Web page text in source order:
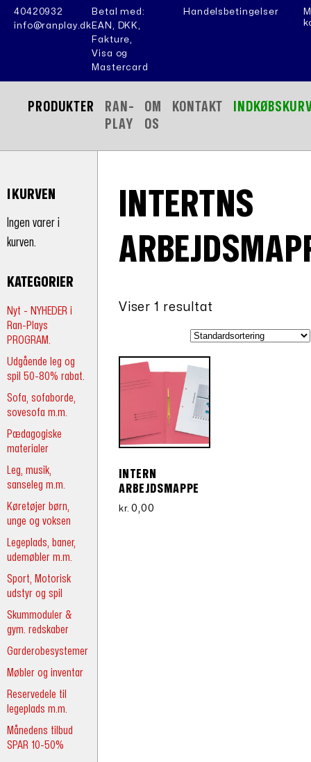
40420932
info@ranplay.dk
Betal med:
EAN, DKK,
Fakture,
Visa og
Mastercard
Handelsbetingelser
PRODUKTER
RAN-
PLAY
OM
OS
KONTAKT
I KURVEN
Ingen varer i
kurven.
KATEGORIER
Nyt - NYHEDER i
Ran-Plays
PROGRAM.
Udgående leg og
spil 50-80% rabat.
Sofa, sofaborde,
sovesofa m.m.
Pædagogiske
materialer
Leg, musik,
sanseleg m.m.
Køretøjer børn,
unge og voksen
Legeplads, baner,
udemøbler m.m.
Sport, Motorisk
udstyr og spil
Skummoduler &
gym. redskaber
Garderobesystemer
Møbler og inventar
Reservedele til
legeplads m.m.
Månedens tilbud
SPAR 10-50%
INTERTNS
Viser 1 resultat
INTERN
ARBEJDSMAPPE
kr. 0,00